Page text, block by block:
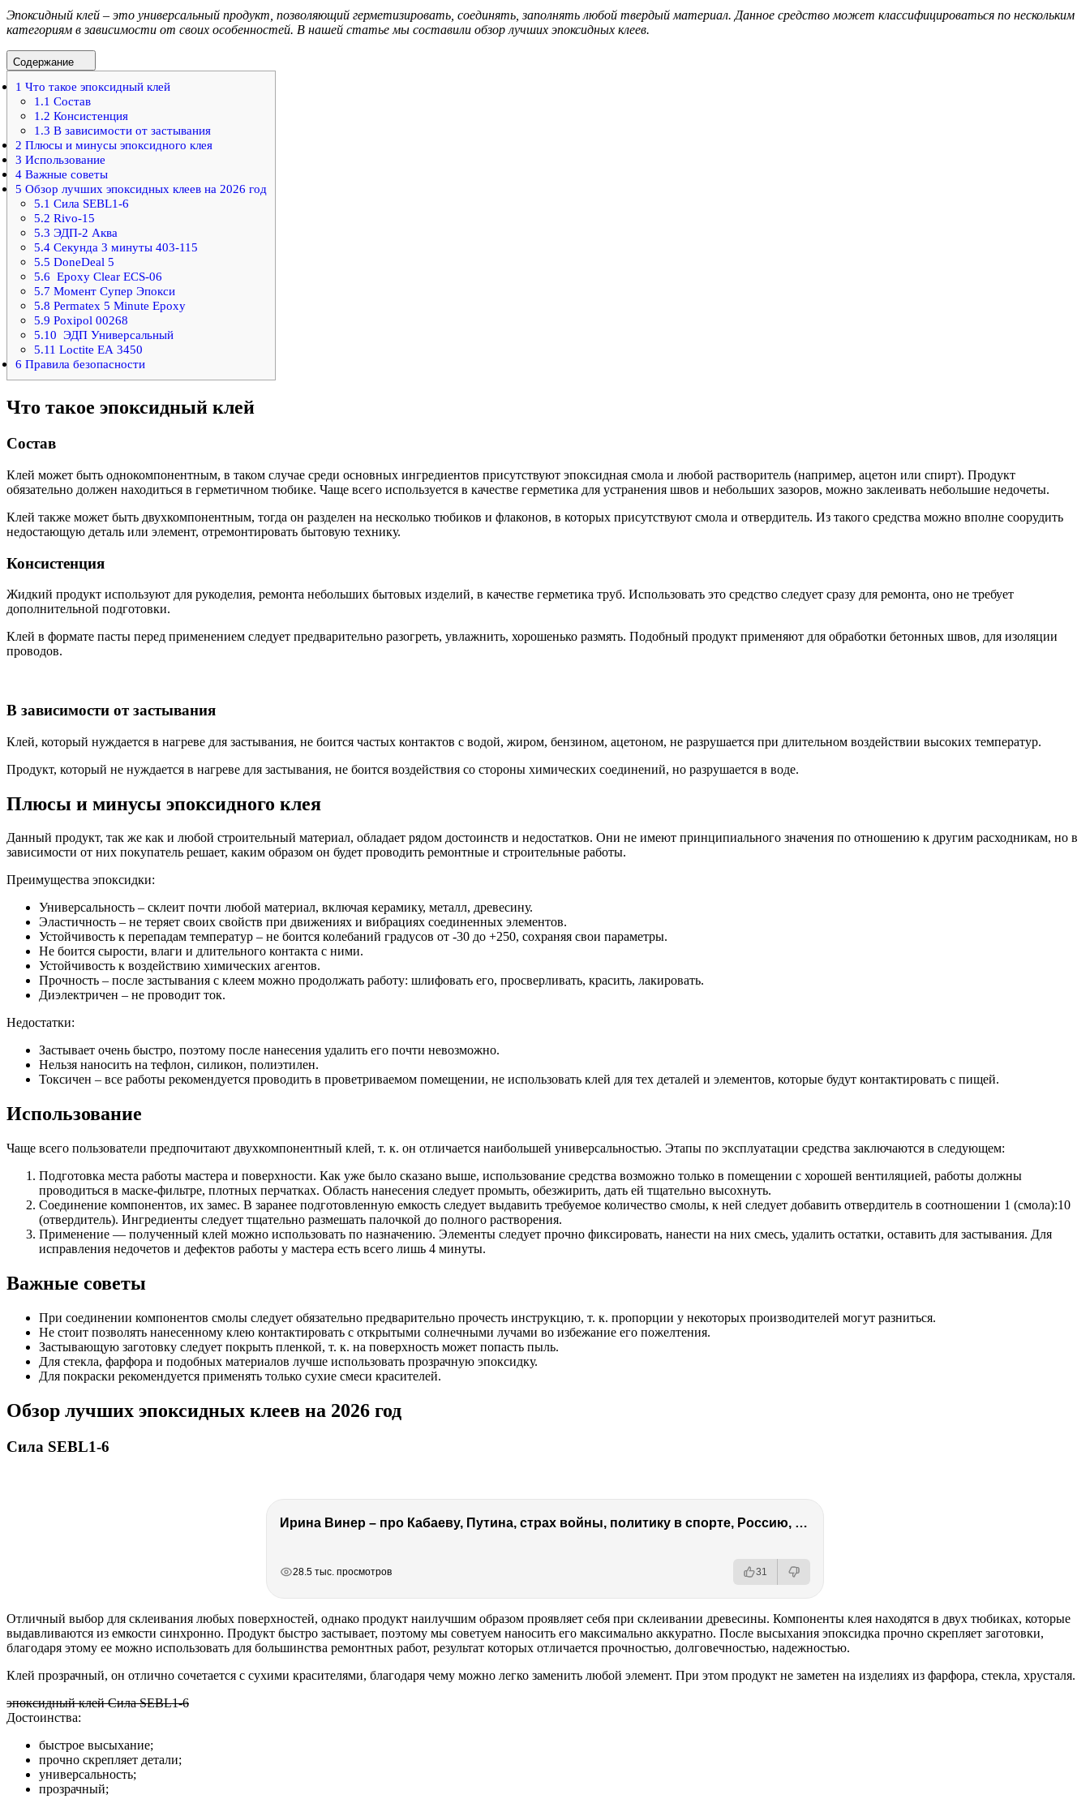
Эпоксидный клей – это универсальный продукт, позволяющий герметизировать, соединять, заполнять любой твердый материал. Данное средство может классифицироваться по нескольким
категориям в зависимости от своих особенностей. В нашей статье мы составили обзор лучших эпоксидных клеев.
Содержание
1 Что такое эпоксидный клей
1.1 Состав
1.2 Консистенция
1.3 В зависимости от застывания
2 Плюсы и минусы эпоксидного клея
3 Использование
4 Важные советы
5 Обзор лучших эпоксидных клеев на 2026 год
5.1 Сила SEBL1-6
5.2 Rivo-15
5.3 ЭДП-2 Аква
5.4Секунда 3 минуты 403-115
5.5 DoneDeal 5
5.6 Epoxy Clear ECS-06
5.7 Момент Супер Эпокси
5.8 Permatex 5 Minute Epoxy
5.9 Poxipol 00268
5.10 ЭДП Универсальный
5.11 Loctite ЕА 3450
6 Правила безопасности
Что такое эпоксидный клей
Состав
Клей может быть однокомпонентным, в таком случае среди основных ингредиентов присутствуют эпоксидная смола и любой растворитель (например, ацетон или спирт). Продукт
обязательно должен находиться в герметичном тюбике. Чаще всего используется в качестве герметика для устранения швов и небольших зазоров, можно заклеивать небольшие недочеты.
Клей также может быть двухкомпонентным, тогда он разделен на несколько тюбиков и флаконов, в которых присутствуют смола и отвердитель. Из такого средства можно вполне соорудить
недостающую деталь или элемент, отремонтировать бытовую технику.
Консистенция
Жидкий продукт используют для рукоделия, ремонта небольших бытовых изделий, в качестве герметика труб. Использовать это средство следует сразу для ремонта, оно не требует
дополнительной подготовки.
Клей в формате пасты перед применением следует предварительно разогреть, увлажнить, хорошенько размять. Подобный продукт применяют для обработки бетонных швов, для изоляции
проводов.
В зависимости от застывания
Клей, который нуждается в нагреве для застывания, не боится частых контактов с водой, жиром, бензином, ацетоном, не разрушается при длительном воздействии высоких температур.
Продукт, который не нуждается в нагреве для застывания, не боится воздействия со стороны химических соединений, но разрушается в воде.
Плюсы и минусы эпоксидного клея
Данный продукт, так же как и любой строительный материал, обладает рядом достоинств и недостатков. Они не имеют принципиального значения по отношению к другим расходникам, но в
зависимости от них покупатель решает, каким образом он будет проводить ремонтные и строительные работы.
Преимущества эпоксидки:
Универсальность – склеит почти любой материал, включая керамику, металл, древесину.
Эластичность – не теряет своих свойств при движениях и вибрациях соединенных элементов.
Устойчивость к перепадам температур – не боится колебаний градусов от -30 до +250, сохраняя свои параметры.
Не боится сырости, влаги и длительного контакта с ними.
Устойчивость к воздействию химических агентов.
Прочность – после застывания с клеем можно продолжать работу: шлифовать его, просверливать, красить, лакировать.
Диэлектричен – не проводит ток.
Недостатки:
Застывает очень быстро, поэтому после нанесения удалить его почти невозможно.
Нельзя наносить на тефлон, силикон, полиэтилен.
Токсичен – все работы рекомендуется проводить в проветриваемом помещении, не использовать клей для тех деталей и элементов, которые будут контактировать с пищей.
Использование
Чаще всего пользователи предпочитают двухкомпонентный клей, т. к. он отличается наибольшей универсальностью. Этапы по эксплуатации средства заключаются в следующем:
Подготовка места работы мастера и поверхности. Как уже было сказано выше, использование средства возможно только в помещении с хорошей вентиляцией, работы должны
проводиться в маске-фильтре, плотных перчатках. Область нанесения следует промыть, обезжирить, дать ей тщательно высохнуть.
Соединение компонентов, их замес. В заранее подготовленную емкость следует выдавить требуемое количество смолы, к ней следует добавить отвердитель в соотношении 1 (смола):10
(отвердитель). Ингредиенты следует тщательно размешать палочкой до полного растворения.
Применение — полученный клей можно использовать по назначению. Элементы следует прочно фиксировать, нанести на них смесь, удалить остатки, оставить для застывания. Для
исправления недочетов и дефектов работы у мастера есть всего лишь 4 минуты.
Важные советы
При соединении компонентов смолы следует обязательно предварительно прочесть инструкцию, т. к. пропорции у некоторых производителей могут разниться.
Не стоит позволять нанесенному клею контактировать с открытыми солнечными лучами во избежание его пожелтения.
Застывающую заготовку следует покрыть пленкой, т. к. на поверхность может попасть пыль.
Для стекла, фарфора и подобных материалов лучше использовать прозрачную эпоксидку.
Для покраски рекомендуется применять только сухие смеси красителей.
Обзор лучших эпоксидных клеев на 2026 год
Сила SEBL1-6
Ирина Винер – про Кабаеву, Путина, страх войны, политику в спорте, Россию, гимнасток и деньги
28.5 тыс. просмотров 31
Отличный выбор для склеивания любых поверхностей, однако продукт наилучшим образом проявляет себя при склеивании древесины. Компоненты клея находятся в двух тюбиках, которые
выдавливаются из емкости синхронно. Продукт быстро застывает, поэтому мы советуем наносить его максимально аккуратно. После высыхания эпоксидка прочно скрепляет заготовки,
благодаря этому ее можно использовать для большинства ремонтных работ, результат которых отличается прочностью, долговечностью, надежностью.
Клей прозрачный, он отлично сочетается с сухими красителями, благодаря чему можно легко заменить любой элемент. При этом продукт не заметен на изделиях из фарфора, стекла, хрусталя.
эпоксидный клей Сила SEBL1-6
Достоинства:
быстрое высыхание;
прочно скрепляет детали;
универсальность;
прозрачный;